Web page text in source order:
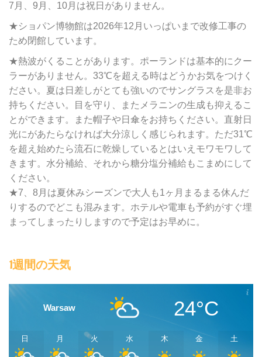
7月、9月、10月は祝日がありません。
★ショパン博物館は2026年12月いっぱいまで改修工事の
ため閉館しています。
★熱波がくることがあります。ポーランドは基本的にクー
ラーがありません。33℃を超える時はどうかお気をつけく
ださい。夏は日差しがとても強いのでサングラスを是非お
持ちください。目を守り、またメラニンの生成も抑えるこ
とができます。また帽子や日傘をお持ちください。直射日
光にがあたらなければ大分涼しく感じられます。ただ31℃
を超え始めたら流石に乾燥しているとはいえモワモワして
きます。水分補給、それから糖分塩分補給もこまめにして
ください。
★7、8月は夏休みシーズンで大人も1ヶ月まるまる休んだ
りするのでどこも混みます。ホテルや電車も予約がすぐ埋
まってしまったりしますので予定はお早めに。
1週間の天気
Warsaw 24°C
日 月 火 水 木 金 土